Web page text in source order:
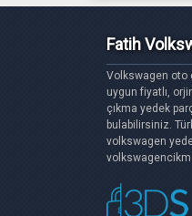
Fatih
Volkswagen oto
uygun fiyatlı,
çıkma yedek
bulabilirsiniz.
volkswagen